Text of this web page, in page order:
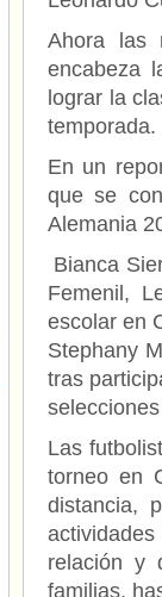
Ahora las
encabeza
lograr la
temporada.
En un
que se
Alemania
Bianca
Femenil,
escolar en
Stephany
tras
Las
torneo en
distancia,
actividades
relación y
familias,